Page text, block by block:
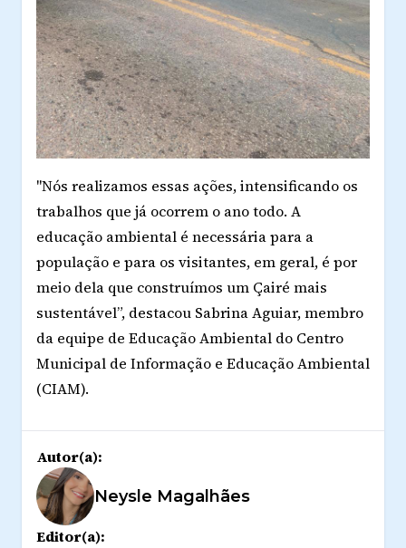
"Nós realizamos essas ações, intensificando os
trabalhos que já ocorrem o ano todo. A
educação ambiental é necessária para a
população e para os visitantes, em geral, é por
meio dela que construímos um Çairé mais
sustentável”, destacou Sabrina Aguiar, membro
da equipe de Educação Ambiental do Centro
Municipal de Informação e Educação Ambiental
(CIAM).
Autor(a):
Neysle Magalhães
Editor(a):